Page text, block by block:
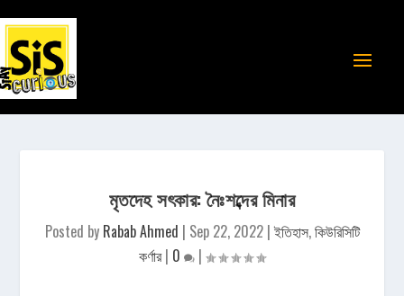
মৃতদেহ সৎকার: নৈঃশব্দের মিনার
Posted by Rabab Ahmed | Sep 22, 2022|ইতিহাস,কিউরিসিটি
কর্ণার| 0 |